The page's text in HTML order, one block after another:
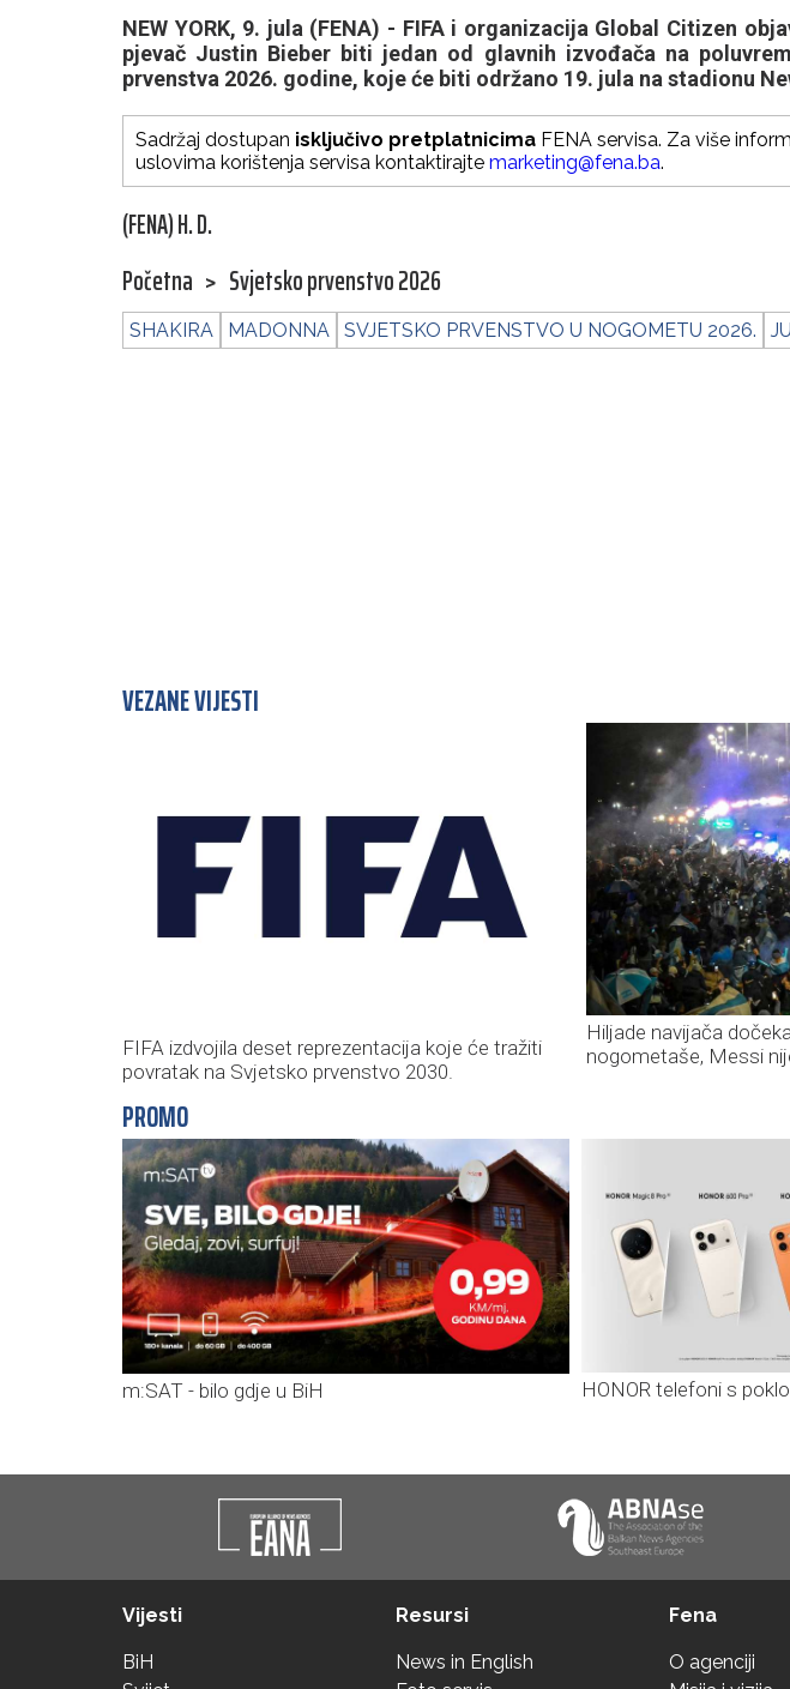
NEW YORK, 9. jula (FENA) - FIFA i organizacija Global Citizen
pjevač Justin Bieber biti jedan od glavnih izvođača na
prvenstva 2026. godine, koje će biti održano 19. jula na stadionu
Sadržaj dostupan isključivo pretplatnicima FENA servisa. Za više
uslovima korištenja servisa kontaktirajte marketing@fena.ba.
(FENA) H. D.
Početna > Svjetsko prvenstvo 2026
SHAKIRA MADONNA SVJETSKO PRVENSTVO U NOGOMETU 2026.
VEZANE VIJESTI
FIFA izdvojila deset reprezentacija koje će tražiti
povratak na Svjetsko prvenstvo 2030.
Hiljade navijača
nogometaše, Messi
PROMO
m:SAT - bilo gdje u BiH HONOR telefoni s
Vijesti
BiH
Resursi
News in English
Fena
O agenciji